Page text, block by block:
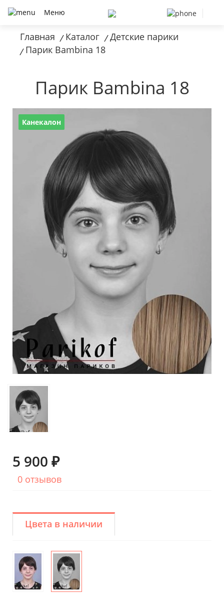
Меню
Главная / Каталог / Детские парики
/ Парик Bambina 18
Парик Bambina 18
Канекалон
5 900 ₽
0 отзывов
Цвета в наличии